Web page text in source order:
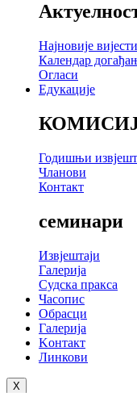
Најновије вијести
Календар
Огласи
Едукације
Годишњи
Чланови
Контакт
семинари
Извјештаји
Галерија
Судска пракса
Часопис
Обрасци
Галерија
Kонтакт
Линкови
X